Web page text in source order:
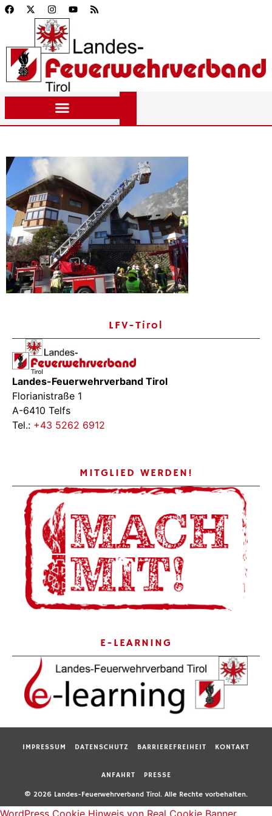
LFV-Tirol
Landes-Feuerwehrverband Tirol
Florianistraße 1
A-6410 Telfs
Tel.: +43 5262 6912
MITGLIED WERDEN!
E-LEARNING
IMPRESSUM DATENSCHUTZ BARRIEREFREIHEIT KONTAKT
ANFAHRT PRESSE
© 2026 Landes-Feuerwehrverband Tirol. Alle Rechte vorbehalten.